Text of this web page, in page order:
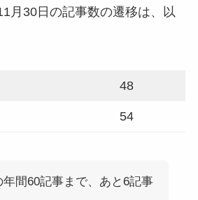
月30日の記事数の遷移は、以
48
54
年間60記事まで、あと6記事